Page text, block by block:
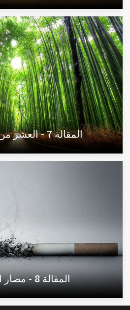
المقالة 7 - العشر من ذي الحجة
المقالة 8 - مضار التدخين.